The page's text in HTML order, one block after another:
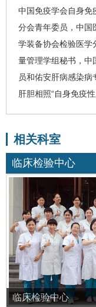
中国免疫学会自身免
分会青年委员，中国
学装备协会检验医学
量管理学组秘书，中
员和佑安肝病感染病
肝胆相照“自身免疫性
相关科室
临床检验中心
临床检验中心